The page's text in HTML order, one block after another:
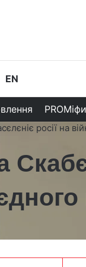
EN
PROМіфи
росії на